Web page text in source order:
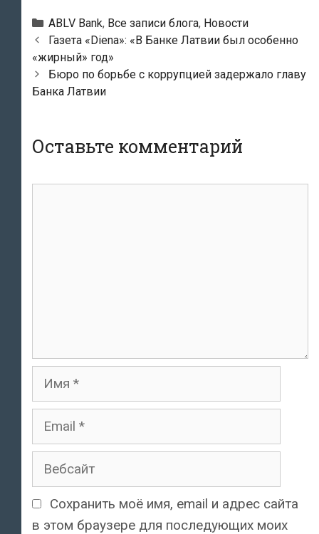
Рубрики
ABLV Bank, Все записи блога, Новости
Навигация
по
записям
Газета «Diena»: «В Банке Латвии был особенно
«жирный» год»
Бюро по борьбе с коррупцией задержало главу
Банка Латвии
Оставьте комментарий
Имя
Email
Вебсайт
Сохранить моё имя, email и адрес сайта
в этом браузере для последующих моих